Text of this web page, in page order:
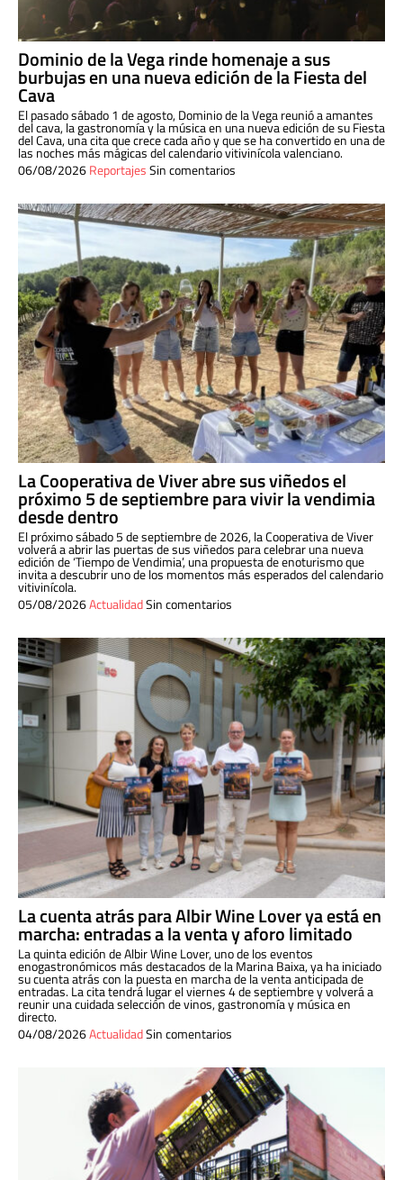
Dominio de la Vega rinde homenaje a sus
burbujas en una nueva edición de la Fiesta del
Cava
El pasado sábado 1 de agosto, Dominio de la Vega reunió a amantes
del cava, la gastronomía y la música en una nueva edición de su Fiesta
del Cava, una cita que crece cada año y que se ha convertido en una de
las noches más mágicas del calendario vitivinícola valenciano.
06/08/2026ReportajesSin comentarios
La Cooperativa de Viver abre sus viñedos el
próximo 5 de septiembre para vivir la vendimia
desde dentro
El próximo sábado 5 de septiembre de 2026, la Cooperativa de Viver
volverá a abrir las puertas de sus viñedos para celebrar una nueva
edición de ‘Tiempo de Vendimia’, una propuesta de enoturismo que
invita a descubrir uno de los momentos más esperados del calendario
vitivinícola.
05/08/2026ActualidadSin comentarios
La cuenta atrás para Albir Wine Lover ya está en
marcha: entradas a la venta y aforo limitado
La quinta edición de Albir Wine Lover, uno de los eventos
enogastronómicos más destacados de la Marina Baixa, ya ha iniciado
su cuenta atrás con la puesta en marcha de la venta anticipada de
entradas. La cita tendrá lugar el viernes 4 de septiembre y volverá a
reunir una cuidada selección de vinos, gastronomía y música en
directo.
04/08/2026ActualidadSin comentarios